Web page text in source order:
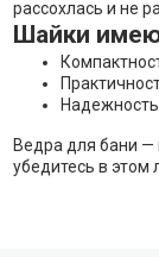
рассохлась и не
Шайки
Ведра для бани —
убедитесь в этом